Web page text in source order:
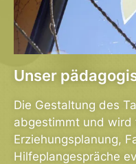
Unser
Die Gestaltung des
abgestimmt und
Erziehungsplanung,
Hilfeplangespräche